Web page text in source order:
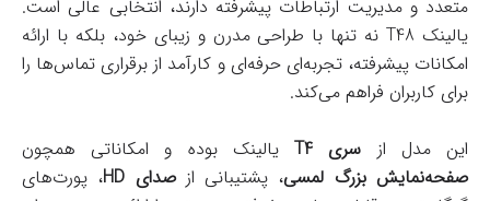
متعدد و مدیریت ارتباطات پیشرفته دارند، انتخابی عالی است.
یالینک T48 نه تنها با طراحی مدرن و زیبای خود، بلکه با ارائه
امکانات پیشرفته، تجربه‌ای حرفه‌ای و کارآمد از برقراری تماس‌ها را
برای کاربران فراهم می‌کند.
این مدل از سری T4
یالینک بوده و امکاناتی همچون
صفحه‌نمایش بزرگ لمسی، پشتیبانی ازصدای HD
، پورت‌های